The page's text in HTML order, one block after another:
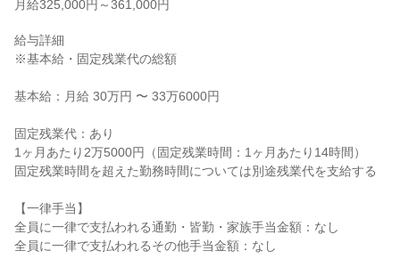
月給325,000円～361,000円
給与詳細
※基本給・固定残業代の総額
基本給：月給 30万円 〜 33万6000円
固定残業代：あり
1ヶ月あたり2万5000円（固定残業時間：1ヶ月あたり14時間）
固定残業時間を超えた勤務時間については別途残業代を支給する
【一律手当】
全員に一律で支払われる通勤・皆勤・家族手当金額：なし
全員に一律で支払われるその他手当金額：なし